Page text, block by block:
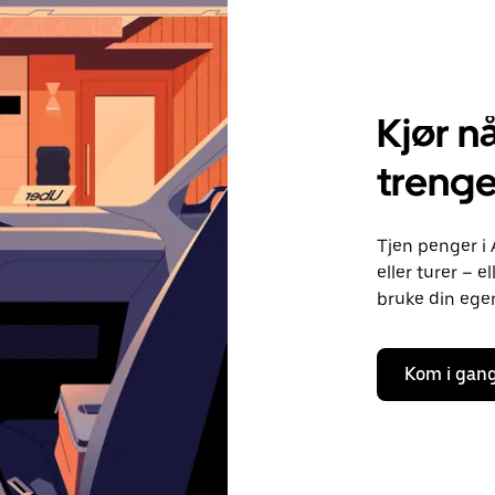
Kjør
Tjen penger i
eller turer –
bruke din
Kom i